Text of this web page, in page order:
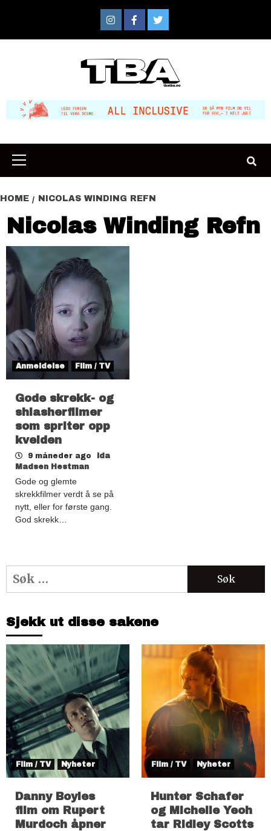
content
InstagramFacebook
Twitter
Primary
Menu
HOME NICOLAS WINDING REFN
Nicolas Winding Refn
Anmeldelse Film / TV
Gode skrekk- og
shlasherfilmer
som spriter opp
kvelden
9 måneder ago
Ida
Madsen Hestman
Gode og glemte
skrekkfilmer verdt å se på
nytt, eller for første gang.
God skrekk…
Søk
etter:
Sjekk ut disse sakene
Film / TV Nyheter
Danny Boyles
film om Rupert
Murdoch åpner
Film / TV Nyheter
Hunter Schafer
og Michelle Yeoh
tar Ridley Scotts